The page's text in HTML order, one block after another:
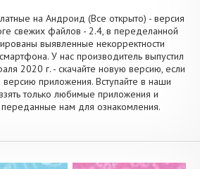
на Андроид (Все открыто) - версия
свежих файлов - 2.4, в переделанной
выявленные некорректности
У нас производитель выпустил
2020 г. - скачайте новую версию, если
версию приложения. Вступайте в наши
только любимые приложения и
нам для ознакомления.